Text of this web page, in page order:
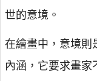
世的意境。
在繪畫中，意境則
內涵，它要求畫家